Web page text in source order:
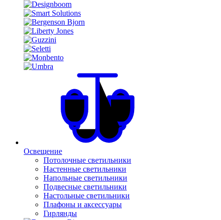
Освещение
Потолочные светильники
Настенные светильники
Напольные светильники
Подвесные светильники
Настольные светильники
Плафоны и аксессуары
Гирлянды